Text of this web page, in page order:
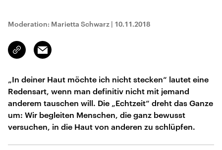
Moderation: Marietta Schwarz | 10.11.2018
Link
kopieren/teilen
Email
„In deiner Haut möchte ich nicht stecken“ lautet eine
Redensart, wenn man definitiv nicht mit jemand
anderem tauschen will. Die „Echtzeit“ dreht das Ganze
um: Wir begleiten Menschen, die ganz bewusst
versuchen, in die Haut von anderen zu schlüpfen.